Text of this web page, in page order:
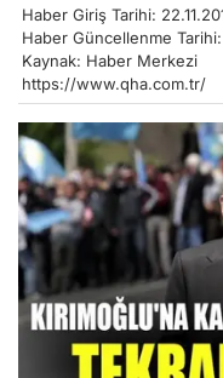
Haber Giriş Tarihi:
Haber Güncellenme Tarihi:
Kaynak: Haber Merkezi
https://www.qha.com.tr/